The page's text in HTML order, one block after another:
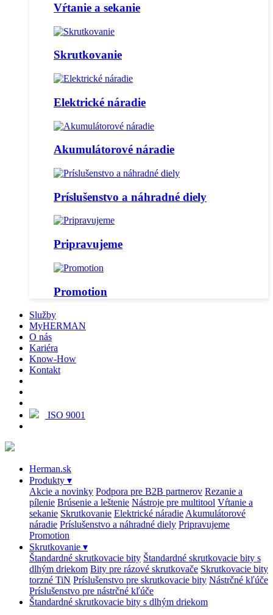
Vŕtanie a sekanie
Skrutkovanie
Elektrické náradie
Akumulátorové náradie
Príslušenstvo a náhradné diely
Pripravujeme
Promotion
Služby
MyHERMAN
O nás
Kariéra
Know-How
Kontakt
ISO 9001
Herman.sk
Produkty ▾
Akcie a novinky Podpora pre B2B partnerov Rezanie a
pílenie Brúsenie a leštenie Nástroje pre multitool Vŕtanie a
sekanie Skrutkovanie Elektrické náradie Akumulátorové
náradie Príslušenstvo a náhradné diely Pripravujeme
Promotion
Skrutkovanie ▾
Štandardné skrutkovacie bity Štandardné skrutkovacie bity s
dlhým driekom Bity pre rázové skrutkovače Skrutkovacie bity
torzné TiN Príslušenstvo pre skrutkovacie bity Nástrčné kľúče
Príslušenstvo pre nástrčné kľúče
Štandardné skrutkovacie bity s dlhým driekom